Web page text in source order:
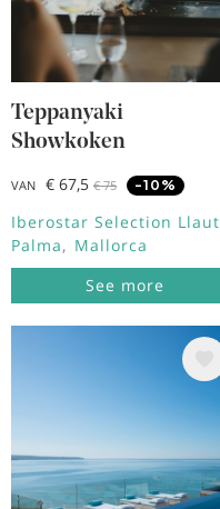
Teppanyaki
Showkoken
VAN € 67,5 € 75 -10%
Iberostar Selection Llaut
Palma
Mallorca
See more